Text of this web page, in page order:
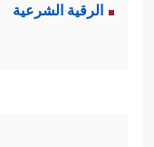
الرقية الشرعية